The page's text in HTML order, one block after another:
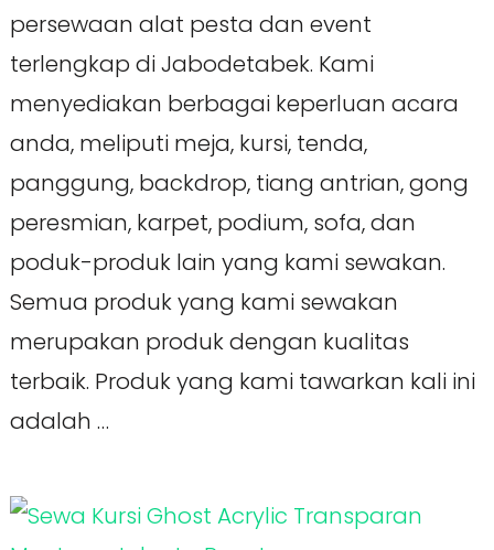
persewaan alat pesta dan event
terlengkap di Jabodetabek. Kami
menyediakan berbagai keperluan acara
anda, meliputi meja, kursi, tenda,
panggung, backdrop, tiang antrian, gong
peresmian, karpet, podium, sofa, dan
poduk-produk lain yang kami sewakan.
Semua produk yang kami sewakan
merupakan produk dengan kualitas
terbaik. Produk yang kami tawarkan kali ini
adalah …